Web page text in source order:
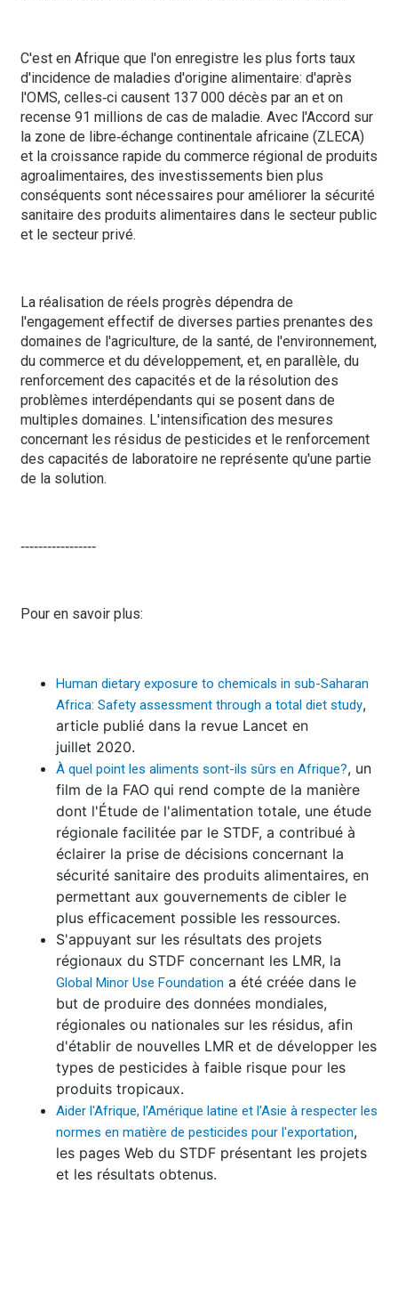
C'est en Afrique que l'on enregistre les plus forts taux
d'incidence de maladies d'origine alimentaire: d'après
l'OMS, celles‑ci causent 137 000 décès par an et on
recense 91 millions de cas de maladie. Avec l'Accord sur
la zone de libre‑échange continentale africaine (ZLECA)
et la croissance rapide du commerce régional de produits
agroalimentaires, des investissements bien plus
conséquents sont nécessaires pour améliorer la sécurité
sanitaire des produits alimentaires dans le secteur public
et le secteur privé.
La réalisation de réels progrès dépendra de
l'engagement effectif de diverses parties prenantes des
domaines de l'agriculture, de la santé, de l'environnement,
du commerce et du développement, et, en parallèle, du
renforcement des capacités et de la résolution des
problèmes interdépendants qui se posent dans de
multiples domaines. L'intensification des mesures
concernant les résidus de pesticides et le renforcement
des capacités de laboratoire ne représente qu'une partie
de la solution.
‑‑‑‑‑‑‑‑‑‑‑‑‑‑‑‑‑
Pour en savoir plus:
Human dietary exposure to chemicals in sub-Saharan
Africa: Safety assessment through a total diet study,
article publié dans la revue Lancet en
juillet 2020.
À quel point les aliments sont-ils sûrs en Afrique?, un
film de la FAO qui rend compte de la manière
dont l'Étude de l'alimentation totale, une étude
régionale facilitée par le STDF, a contribué à
éclairer la prise de décisions concernant la
sécurité sanitaire des produits alimentaires, en
permettant aux gouvernements de cibler le
plus efficacement possible les ressources.
S'appuyant sur les résultats des projets
régionaux du STDF concernant les LMR, la
Global Minor Use Foundation a été créée dans le
but de produire des données mondiales,
régionales ou nationales sur les résidus, afin
d'établir de nouvelles LMR et de développer les
types de pesticides à faible risque pour les
produits tropicaux.
Aider l'Afrique, l'Amérique latine et l'Asie à respecter les
normes en matière de pesticides pour l'exportation,
les pages Web du STDF présentant les projets
et les résultats obtenus.